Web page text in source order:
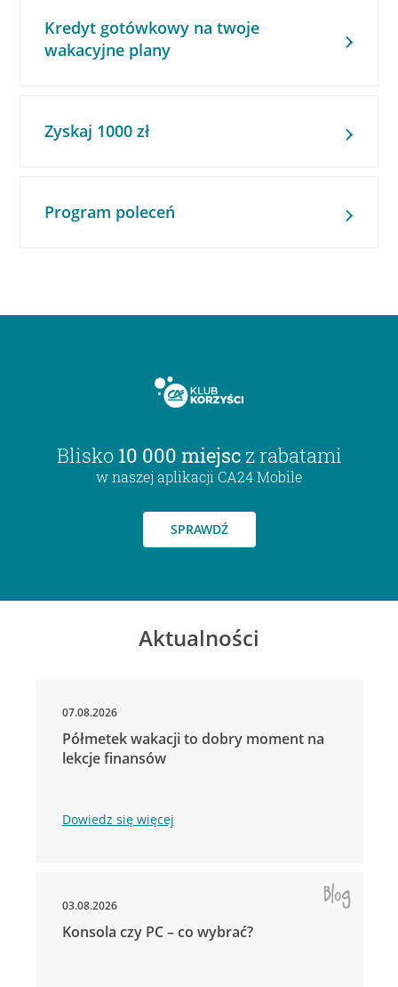
Kredyt gotówkowy na twoje
wakacyjne plany
Zyskaj 1000 zł
Program poleceń
Blisko 10 000 miejsc z rabatami
w naszej aplikacji CA24 Mobile
SPRAWDŹ
Aktualności
07.08.2026
Półmetek wakacji to dobry moment na
lekcje finansów
Dowiedz się więcej
03.08.2026
Konsola czy PC – co wybrać?